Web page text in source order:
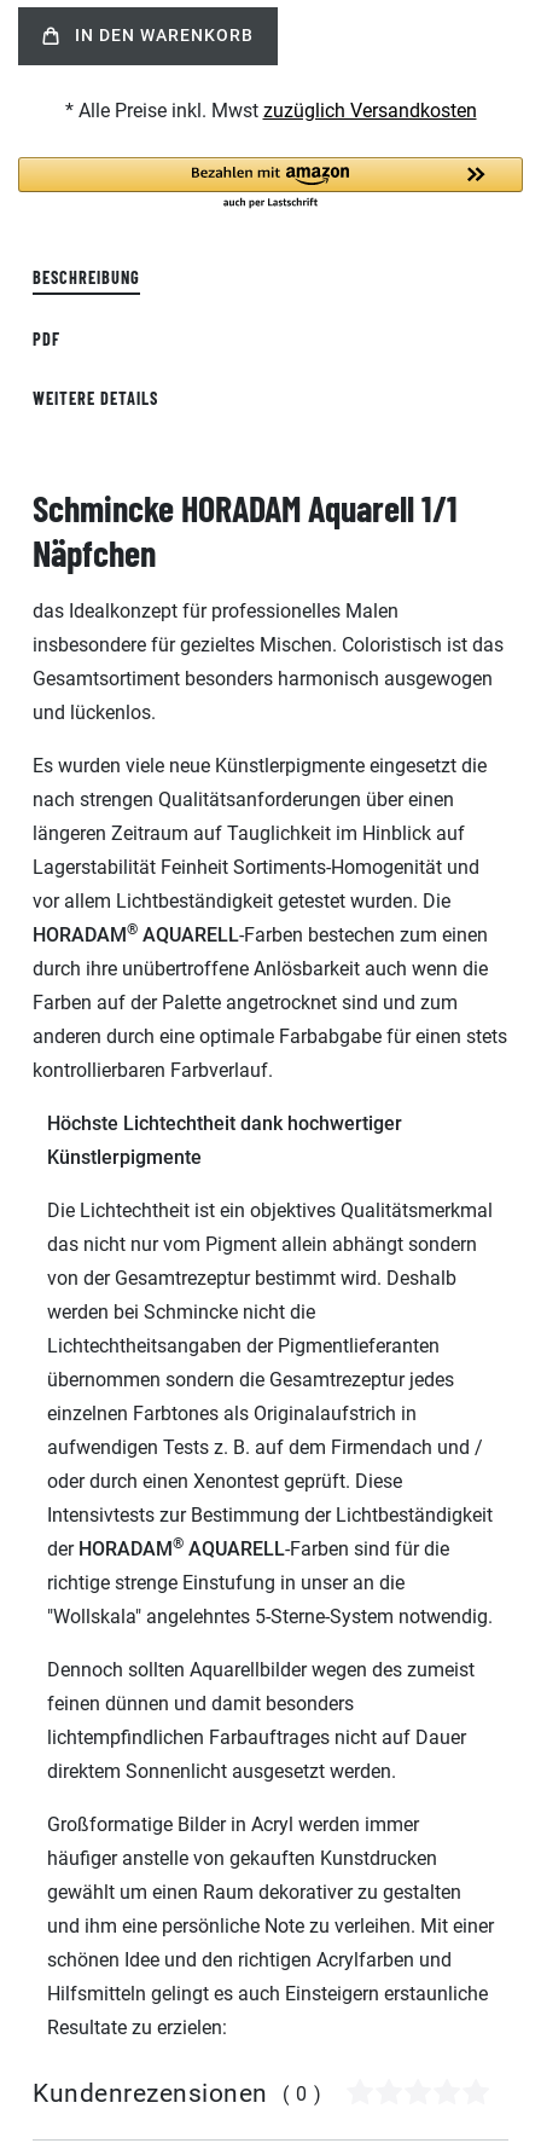
IN DEN WARENKORB
* Alle Preise inkl. Mwst zuzüglich Versandkosten
BESCHREIBUNG
PDF
WEITERE DETAILS
Schmincke HORADAM Aquarell 1/1
Näpfchen
das Idealkonzept für professionelles Malen
insbesondere für gezieltes Mischen. Coloristisch ist das
Gesamtsortiment besonders harmonisch ausgewogen
und lückenlos.
Es wurden viele neue Künstlerpigmente eingesetzt die
nach strengen Qualitätsanforderungen über einen
längeren Zeitraum auf Tauglichkeit im Hinblick auf
Lagerstabilität Feinheit Sortiments-Homogenität und
vor allem Lichtbeständigkeit getestet wurden. Die
HORADAM® AQUARELL-Farben bestechen zum einen
durch ihre unübertroffene Anlösbarkeit auch wenn die
Farben auf der Palette angetrocknet sind und zum
anderen durch eine optimale Farbabgabe für einen stets
kontrollierbaren Farbverlauf.
Höchste Lichtechtheit dank hochwertiger
Künstlerpigmente
Die Lichtechtheit ist ein objektives Qualitätsmerkmal
das nicht nur vom Pigment allein abhängt sondern
von der Gesamtrezeptur bestimmt wird. Deshalb
werden bei Schmincke nicht die
Lichtechtheitsangaben der Pigmentlieferanten
übernommen sondern die Gesamtrezeptur jedes
einzelnen Farbtones als Originalaufstrich in
aufwendigen Tests z. B. auf dem Firmendach und /
oder durch einen Xenontest geprüft. Diese
Intensivtests zur Bestimmung der Lichtbeständigkeit
der HORADAM® AQUARELL-Farben sind für die
richtige strenge Einstufung in unser an die
"Wollskala" angelehntes 5-Sterne-System notwendig.
Dennoch sollten Aquarellbilder wegen des zumeist
feinen dünnen und damit besonders
lichtempfindlichen Farbauftrages nicht auf Dauer
direktem Sonnenlicht ausgesetzt werden.
Großformatige Bilder in Acryl werden immer
häufiger anstelle von gekauften Kunstdrucken
gewählt um einen Raum dekorativer zu gestalten
und ihm eine persönliche Note zu verleihen. Mit einer
schönen Idee und den richtigen Acrylfarben und
Hilfsmitteln gelingt es auch Einsteigern erstaunliche
Resultate zu erzielen:
Kundenrezensionen (0)